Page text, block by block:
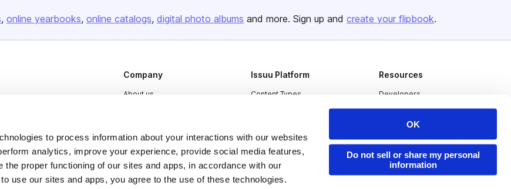
to process information about your interactions with our websites
analytics, improve your experience, provide social media features,
the proper functioning of our sites and apps, in accordance with our
use our sites and apps, you agree to the use of these technologies.
OK
Do not sell or share my personal
information
online yearbooks online catalogs digital photo albums and more. Sign up and create your flipbook.
Company
About us
Plans & Pricing
Press
Contact
Issuu Platform
Content Types
Industries
Resources
Developers